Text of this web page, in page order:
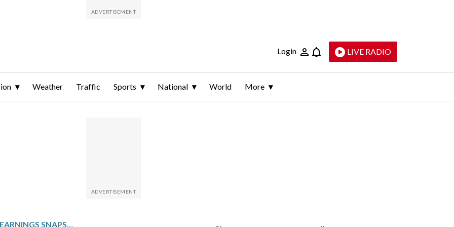
Login LIVE RADIO
Weather Traffic Sports National World More
INTAPP: FISCAL Q3 EARNINGS SNAPSHOT